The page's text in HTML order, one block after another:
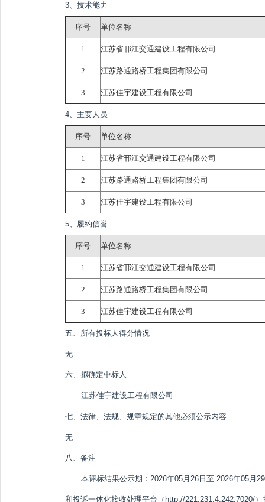
3、技术能力
序号 单位名称
1 江苏省邗江交通建设工程有限公司
2 江苏路通路桥工程集团有限公司
3 江苏佳宇建设工程有限公司
4、主要人员
序号 单位名称
1 江苏省邗江交通建设工程有限公司
2 江苏路通路桥工程集团有限公司
3 江苏佳宇建设工程有限公司
5、履约信誉
序号 单位名称
1 江苏省邗江交通建设工程有限公司
2 江苏路通路桥工程集团有限公司
3 江苏佳宇建设工程有限公司
五、所有投标人得分情况
无
六、拟确定中标人
江苏佳宇建设工程有限公司
七、法律、法规、规章规定的其他必须公示内容
无
八、备注
本评标结果公示期：2026年05月26日至 2026年05月
和投诉一体化接收处理平台（http://221.231.4.242:7020/